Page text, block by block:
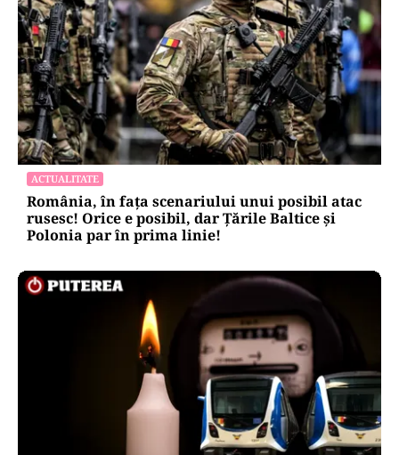
ACTUALITATE
România, în fața scenariului unui posibil atac
rusesc! Orice e posibil, dar Țările Baltice și
Polonia par în prima linie!